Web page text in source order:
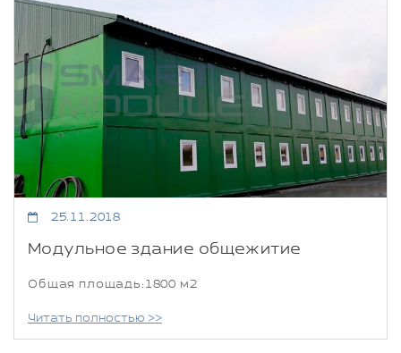
25.11.2018
Модульное здание общежитие
Общая площадь:1800 м2
Читать полностью >>